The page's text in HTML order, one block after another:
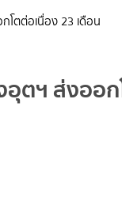
โตต่อเนื่อง 23 เดือน
ตฯ ส่งออก